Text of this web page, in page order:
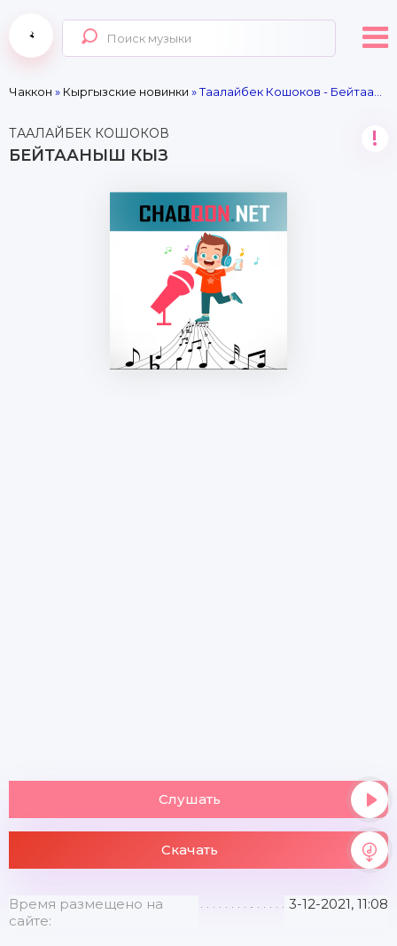
Чаккон » Кыргызские новинки » Таалайбек Кошоков - Бейтааныш кыз
ТААЛАЙБЕК КОШОКОВ
БЕЙТААНЫШ КЫЗ
!
Слушать
Скачать
Время размещено на
сайте:
3-12-2021, 11:08